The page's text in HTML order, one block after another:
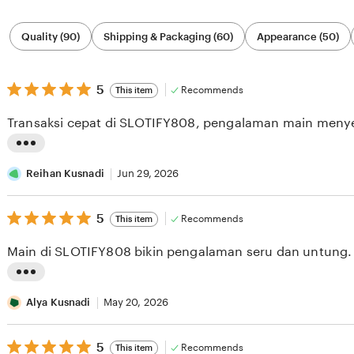
Filter
by
category
Quality (90) Shipping & Packaging (60) Appearance (50)
5
out
5
stars
5 This item Recommends
i
s
t
n
r
e
v
Transaksi cepat di SLOTIFY808, pengalaman main
Reihan Kusnadi Jun 29, 2026
5
out
5
stars
5 This item Recommends
i
s
t
Main di SLOTIFY808 bikin pengalaman seru dan untung.
Alya Kusnadi May 20, 2026
5
5 This item Recommends